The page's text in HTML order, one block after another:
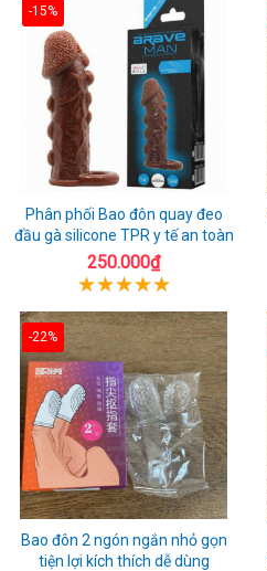
-15%
Phân phối Bao đôn quay đeo
đầu gà silicone TPR y tế an toàn
250.000₫
-22%
Bao đôn 2 ngón ngắn nhỏ gọn
tiện lợi kích thích dễ dùng